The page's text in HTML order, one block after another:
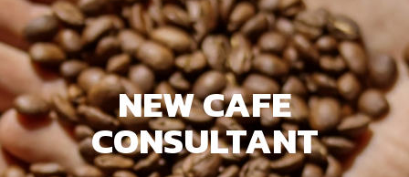
NEW CAFE
CONSULTANT